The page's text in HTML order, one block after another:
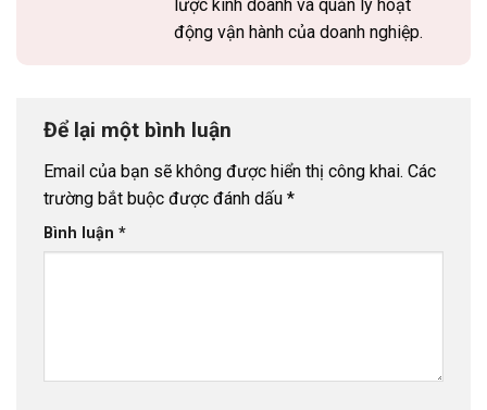
lược kinh doanh và quản lý hoạt
động vận hành của doanh nghiệp.
Để lại một bình luận
Email của bạn sẽ không được hiển thị công khai. Các
trường bắt buộc được đánh dấu *
Bình luận *